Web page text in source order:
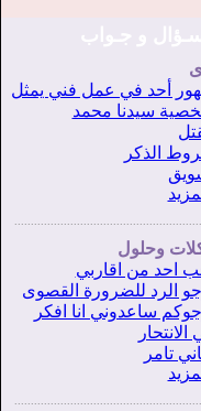
أحد في عمل فني يمثل
سيدنا محمد
الذكر
وحلول
احد من اقاربي
الرد للضرورة القصوى
ساعدوني انا افكر
الانتحار
تامر